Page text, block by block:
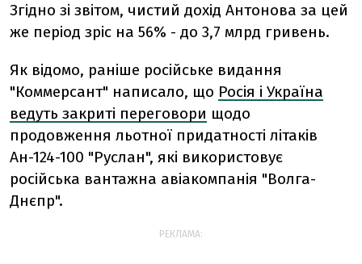
Згідно зі звітом, чистий дохід Антонова за цей
же період зріс на 56% - до 3,7 млрд гривень.
Як відомо, раніше російське видання
"Коммерсант" написало, що Росія і Україна
ведуть закриті переговори щодо
продовження льотної придатності літаків
Ан-124-100 "Руслан", які використовує
російська вантажна авіакомпанія "Волга-
Днєпр".
РЕКЛАМА: